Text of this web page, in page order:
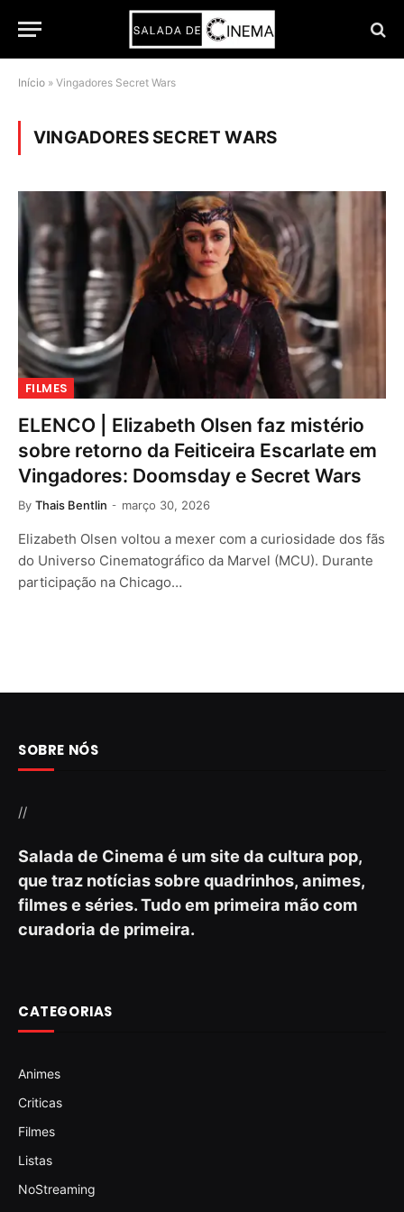
Início » Vingadores Secret Wars
VINGADORES SECRET WARS
FILMES
ELENCO | Elizabeth Olsen faz mistério
sobre retorno da Feiticeira Escarlate em
Vingadores: Doomsday e Secret Wars
By Thais Bentlin março 30, 2026
Elizabeth Olsen voltou a mexer com a curiosidade dos fãs
do Universo Cinematográfico da Marvel (MCU). Durante
participação na Chicago…
SOBRE NÓS
//
Salada de Cinema é um site da cultura pop,
que traz notícias sobre quadrinhos, animes,
filmes e séries. Tudo em primeira mão com
curadoria de primeira.
CATEGORIAS
Animes
Criticas
Filmes
Listas
NoStreaming